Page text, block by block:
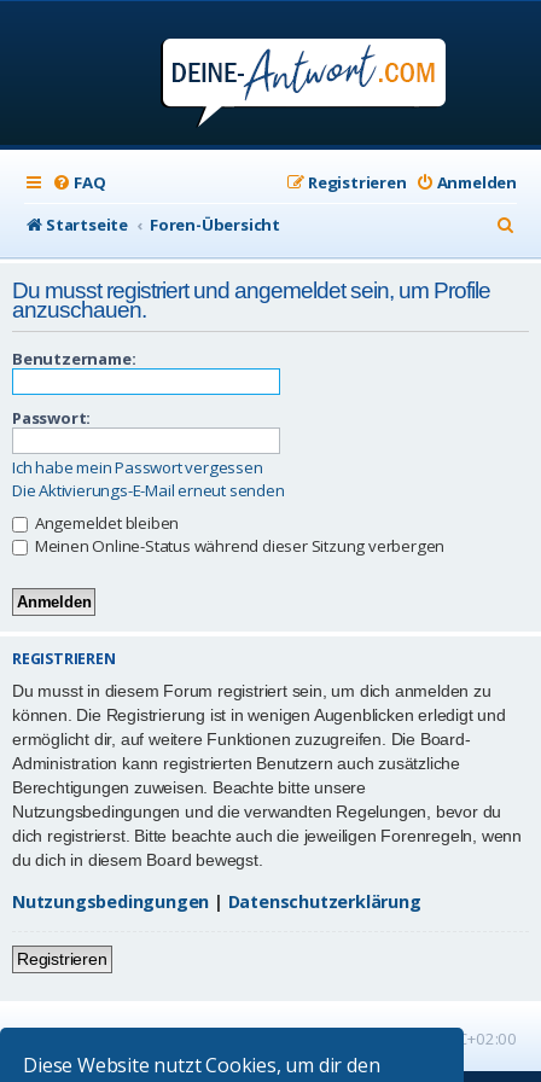
Diese Website nutzt Cookies, um dir den
FAQ Anmelden
Registrieren
Startseite
Foren-Übersicht
u
h
Du musst registriert und angemeldet sein, um Profile
anzuschauen.
Benutzername:
Passwort:
Ich habe mein Passwort vergessen
Die Aktivierungs-E-Mail erneut senden
Angemeldet bleiben
Meinen Online-Status während dieser Sitzung verbergen
REGISTRIEREN
Du musst in diesem Forum registriert sein, um dich anmelden zu
können. Die Registrierung ist in wenigen Augenblicken erledigt und
ermöglicht dir, auf weitere Funktionen zuzugreifen. Die Board-
Administration kann registrierten Benutzern auch zusätzliche
Berechtigungen zuweisen. Beachte bitte unsere
Nutzungsbedingungen und die verwandten Regelungen, bevor du
dich registrierst. Bitte beachte auch die jeweiligen Forenregeln, wenn
du dich in diesem Board bewegst.
Nutzungsbedingungen | Datenschutzerklärung
Registrieren
UTC+02:00